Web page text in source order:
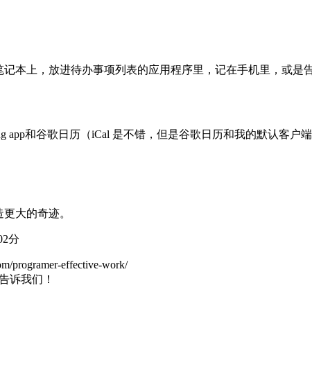
本上，放进待办事项列表的应用程序里，记在手机里，或是
和谷歌日历（iCal 是不错，但是谷歌日历和我的默认客户
大的奇迹。
分
programer-effective-work/
诉我们！